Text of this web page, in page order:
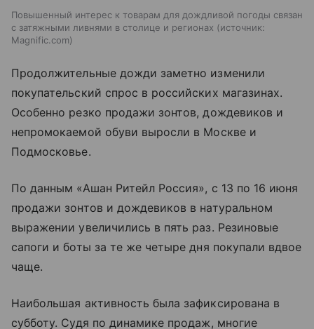
Повышенный интерес к товарам для дождливой погоды связан
с затяжными ливнями в столице и регионах
источник:
Magnific.com
Продолжительные дожди заметно изменили
покупательский спрос в российских магазинах.
Особенно резко продажи зонтов, дождевиков и
непромокаемой обуви выросли в Москве и
Подмосковье.
По данным «Ашан Ритейл Россия», с 13 по 16 июня
продажи зонтов и дождевиков в натуральном
выражении увеличились в пять раз. Резиновые
сапоги и боты за те же четыре дня покупали вдвое
чаще.
Наибольшая активность была зафиксирована в
субботу. Судя по динамике продаж, многие